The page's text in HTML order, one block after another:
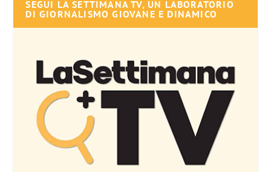
SEGUI LA SETTIMANA TV, UN LABORATORIO
DI GIORNALISMO GIOVANE E DINAMICO